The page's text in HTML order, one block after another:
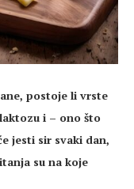
postoje li vrste
i – ono što
jesti sir svaki dan,
su na koje